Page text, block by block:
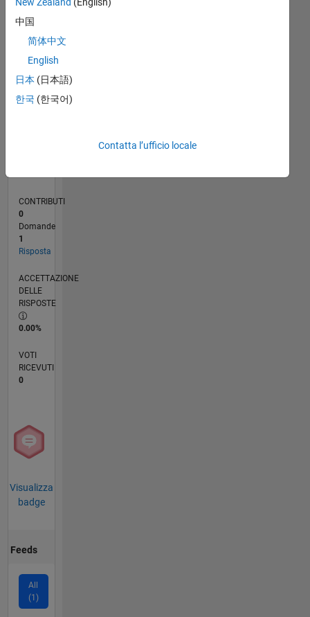
L
05/20
01/21
09/21
05/22
01/23
09/23
05/24
01/25
09/25
05/26
02/21
11/21
08/22
05/23
02/24
11/24
08/25
04/21
03/22
02/23
01/24
12/24
11/25
RANK
CONTRIBUTI
0
Domande
1
Risposta
ACCETTAZIONE
DELLE
RISPOSTE
0.00%
VOTI
RICEVUTI
0
Visualizza
badge
Feeds
All
(1)
New Zealand (English)
中国
简体中文
English
日本 (日本語)
한국 (한국어)
Contatta l’ufficio locale